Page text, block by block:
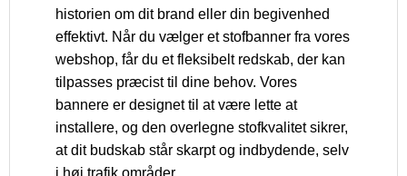
historien om dit brand eller din begivenhed
effektivt. Når du vælger et stofbanner fra vores
webshop, får du et fleksibelt redskab, der kan
tilpasses præcist til dine behov. Vores
bannere er designet til at være lette at
installere, og den overlegne stofkvalitet sikrer,
at dit budskab står skarpt og indbydende, selv
i høj trafik områder.